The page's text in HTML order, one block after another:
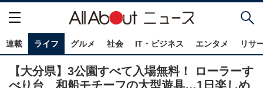
連載 ライフ グルメ 社会 IT・ビジネス エンタメ リサ
【大分県】3公園すべて入場無料！ ローラーす
べり台、和船モチーフの大型遊具…1日楽しめ